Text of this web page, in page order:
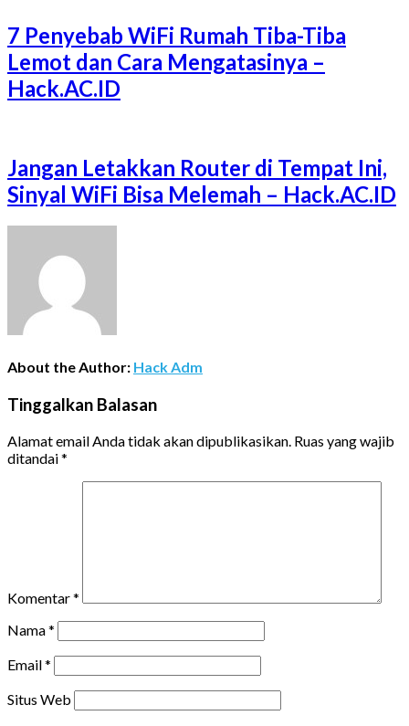
7 Penyebab WiFi Rumah Tiba-Tiba
Lemot dan Cara Mengatasinya –
Hack.AC.ID
Jangan Letakkan Router di Tempat Ini,
Sinyal WiFi Bisa Melemah – Hack.AC.ID
About the Author: Hack Adm
Tinggalkan Balasan
Alamat email Anda tidak akan dipublikasikan. Ruas yang wajib
ditandai*
Komentar*
Nama*
Email*
Situs Web